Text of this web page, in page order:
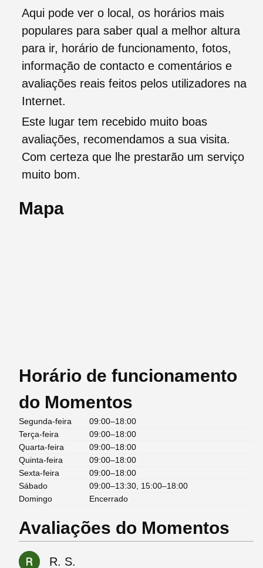
Aqui pode ver o local, os horários mais
populares para saber qual a melhor altura
para ir, horário de funcionamento, fotos,
informação de contacto e comentários e
avaliações reais feitos pelos utilizadores na
Internet.
Este lugar tem recebido muito boas
avaliações, recomendamos a sua visita.
Com certeza que lhe prestarão um serviço
muito bom.
Mapa
Horário de funcionamento
do Momentos
Segunda-feira
09:00–18:00
Terça-feira
09:00–18:00
Quarta-feira
09:00–18:00
Quinta-feira
09:00–18:00
Sexta-feira
09:00–18:00
Sábado
09:00–13:30, 15:00–18:00
Domingo
Encerrado
Avaliações do Momentos
R. S.